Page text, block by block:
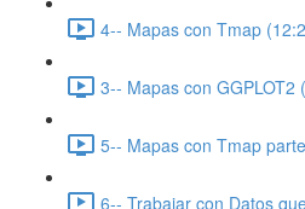
4-- Mapas con Tmap
3-- Mapas con GGPLOT2
5-- Mapas con Tmap
6-- Trabajar con Datos